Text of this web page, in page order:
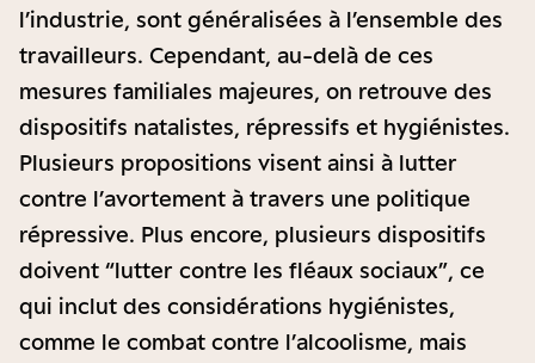
l’industrie, sont généralisées à l’ensemble des
travailleurs. Cependant, au-delà de ces
mesures familiales majeures, on retrouve des
dispositifs natalistes, répressifs et hygiénistes.
Plusieurs propositions visent ainsi à lutter
contre l’avortement à travers une politique
répressive. Plus encore, plusieurs dispositifs
doivent “lutter contre les fléaux sociaux”, ce
qui inclut des considérations hygiénistes,
comme le combat contre l’alcoolisme, mais